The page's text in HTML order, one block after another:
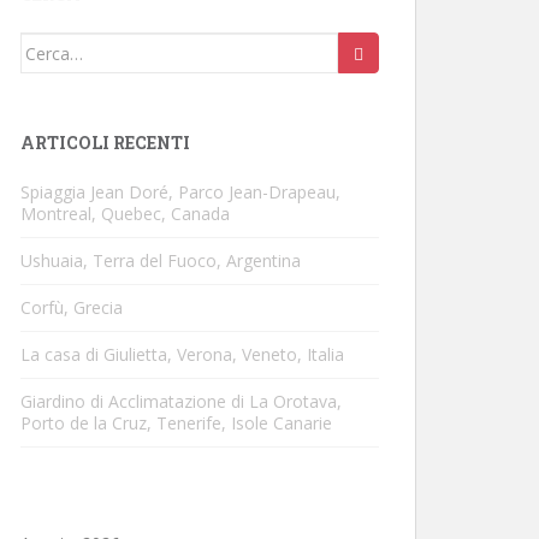
Cerca:
ARTICOLI RECENTI
Spiaggia Jean Doré, Parco Jean-Drapeau,
Montreal, Quebec, Canada
Ushuaia, Terra del Fuoco, Argentina
Corfù, Grecia
La casa di Giulietta, Verona, Veneto, Italia
Giardino di Acclimatazione di La Orotava,
Porto de la Cruz, Tenerife, Isole Canarie